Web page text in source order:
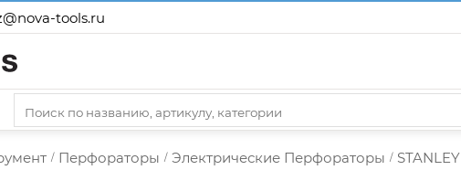
tools.ru
/ Перфораторы / Электрические Перфораторы / STANLEY